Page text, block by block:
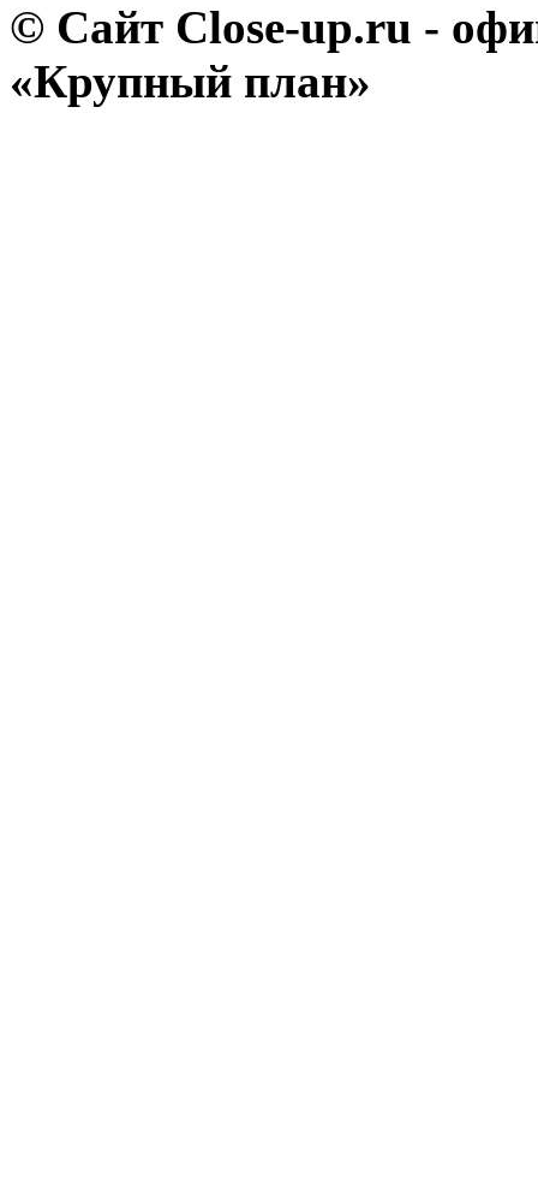
© Сайт Close-up.ru -
«Крупный план»